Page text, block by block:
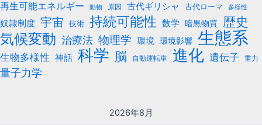
再生可能エネルギー
動物 原因 古代ギリシャ 古代ローマ 多様性
奴隷制度 宇宙 技術 持続可能性 数学 暗黒物質 歴史
気候変動 治療法 物理学 環境 環境影響 生態系
生物多様性 神話 科学 脳 自動運転車 進化 遺伝子 重力
量子力学
2026年8月